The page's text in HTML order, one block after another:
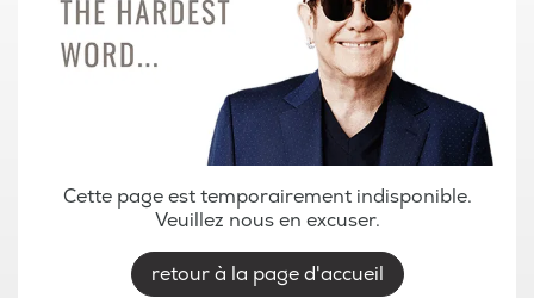
Cette page est temporairement indisponible.
Veuillez nous en excuser.
retour à la page d'accueil